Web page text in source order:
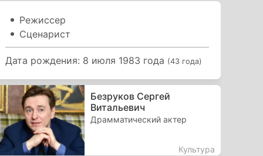
Режиссер
Сценарист
Дата рождения: 8 июля 1983 года (43 года)
Безруков Сергей
Витальевич
Драмматический актер
Культура